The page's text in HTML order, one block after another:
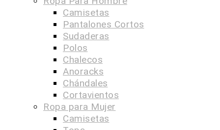
Camisetas
Pantalones Cortos
Sudaderas
Polos
Chalecos
Anoracks
Chándales
Cortavientos
Ropa para Mujer
Camisetas